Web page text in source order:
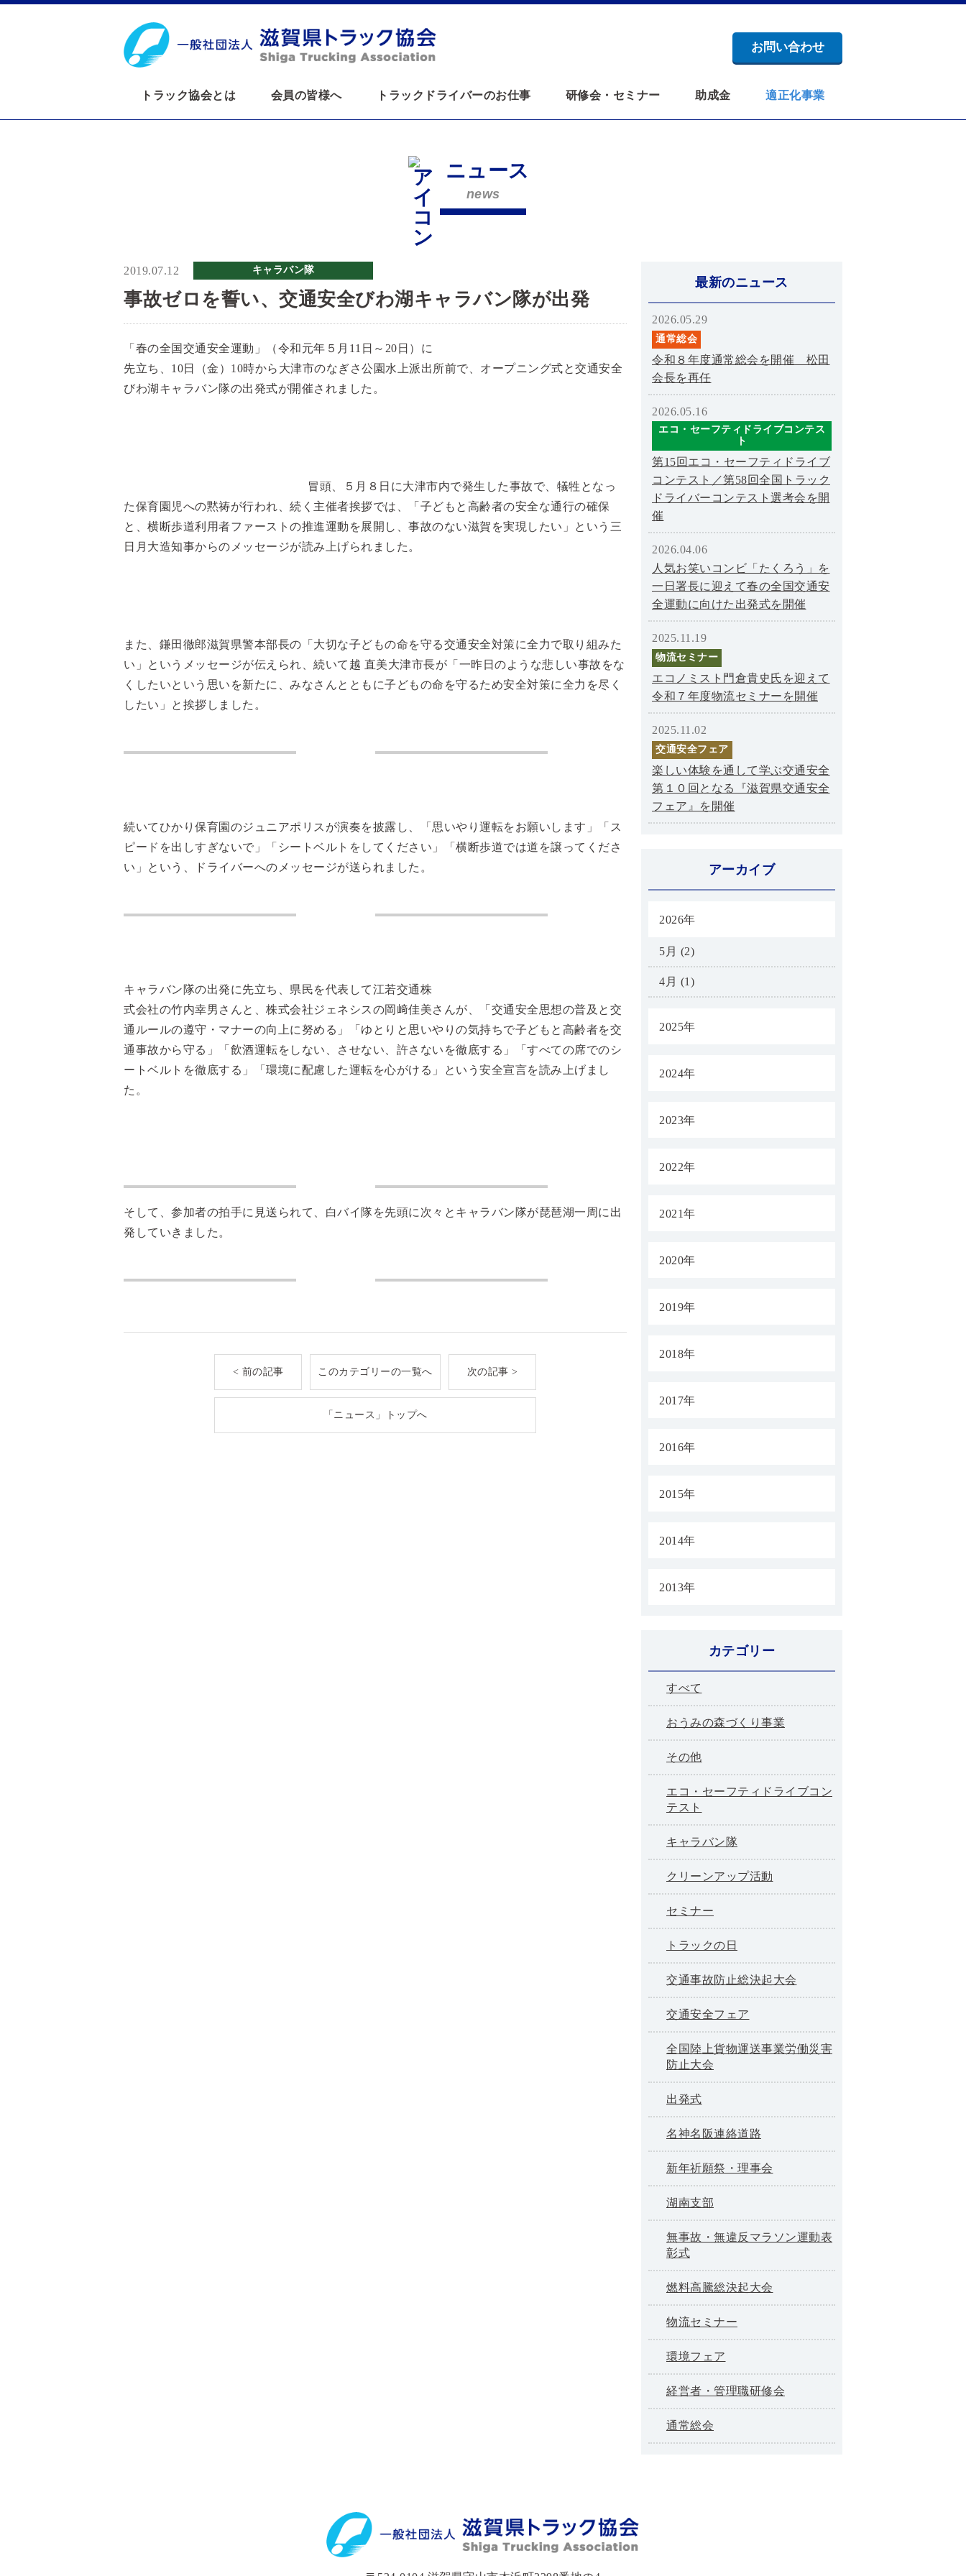
お問い合わせ
トラック協会とは 会員の皆様へ トラックドライバーのお仕事 研修会・セミナー 助成金 適正化事業
ニュース
news
2019.07.12 キャラバン隊
事故ゼロを誓い、交通安全びわ湖キャラバン隊が出発
「春の全国交通安全運動」（令和元年５月11日～20日）に
先立ち、10日（金）10時から大津市のなぎさ公園水上派出所前で、オープニング式と交通安全
びわ湖キャラバン隊の出発式が開催されました。
冒頭、５月８日に大津市内で発生した事故で、犠牲となっ
た保育園児への黙祷が行われ、続く主催者挨拶では、「子どもと高齢者の安全な通行の確保
と、横断歩道利用者ファーストの推進運動を展開し、事故のない滋賀を実現したい」という三
日月大造知事からのメッセージが読み上げられました。
また、鎌田徹郎滋賀県警本部長の「大切な子どもの命を守る交通安全対策に全力で取り組みた
い」というメッセージが伝えられ、続いて越 直美大津市長が「一昨日のような悲しい事故をな
くしたいという思いを新たに、みなさんとともに子どもの命を守るため安全対策に全力を尽く
したい」と挨拶しました。
続いてひかり保育園のジュニアポリスが演奏を披露し、「思いやり運転をお願いします」「ス
ピードを出しすぎないで」「シートベルトをしてください」「横断歩道では道を譲ってくださ
い」という、ドライバーへのメッセージが送られました。
キャラバン隊の出発に先立ち、県民を代表して江若交通株
式会社の竹内幸男さんと、株式会社ジェネシスの岡﨑佳美さんが、「交通安全思想の普及と交
通ルールの遵守・マナーの向上に努める」「ゆとりと思いやりの気持ちで子どもと高齢者を交
通事故から守る」「飲酒運転をしない、させない、許さないを徹底する」「すべての席でのシ
ートベルトを徹底する」「環境に配慮した運転を心がける」という安全宣言を読み上げまし
た。
そして、参加者の拍手に見送られて、白バイ隊を先頭に次々とキャラバン隊が琵琶湖一周に出
発していきました。
< 前の記事 このカテゴリーの一覧へ 次の記事 >
「ニュース」トップへ
最新のニュース
2026.05.29
通常総会
令和８年度通常総会を開催 松田
会長を再任
2026.05.16
エコ・セーフティドライブコンテス
ト
第15回エコ・セーフティドライブ
コンテスト／第58回全国トラック
ドライバーコンテスト選考会を開
催
2026.04.06
人気お笑いコンビ「たくろう」を
一日署長に迎えて春の全国交通安
全運動に向けた出発式を開催
2025.11.19
物流セミナー
エコノミスト門倉貴史氏を迎えて
令和７年度物流セミナーを開催
2025.11.02
交通安全フェア
楽しい体験を通して学ぶ交通安全
第１０回となる『滋賀県交通安全
フェア』を開催
アーカイブ
2026年
5月 (2)
4月 (1)
2025年
2024年
2023年
2022年
2021年
2020年
2019年
2018年
2017年
2016年
2015年
2014年
2013年
カテゴリー
すべて
おうみの森づくり事業
その他
エコ・セーフティドライブコン
テスト
キャラバン隊
クリーンアップ活動
セミナー
トラックの日
交通事故防止総決起大会
交通安全フェア
全国陸上貨物運送事業労働災害
防止大会
出発式
名神名阪連絡道路
新年祈願祭・理事会
湖南支部
無事故・無違反マラソン運動表
彰式
燃料高騰総決起大会
物流セミナー
環境フェア
経営者・管理職研修会
通常総会